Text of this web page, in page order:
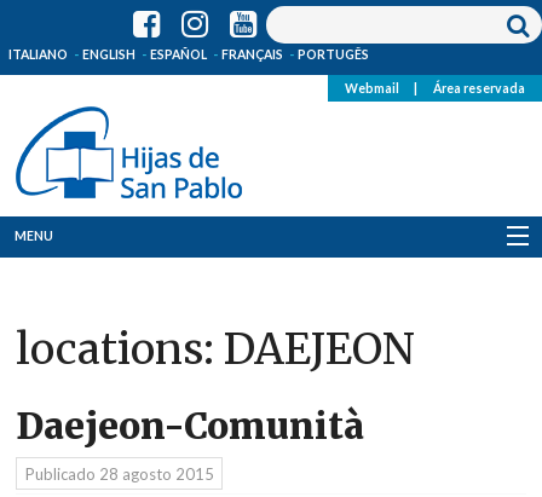
ITALIANO ENGLISH ESPAÑOL FRANÇAIS PORTUGÊS
Webmail Área reservada
MENU
Dónde estamos
Recursos
locations: DAEJEON
Daejeon-Comunità
Publicado 28 agosto 2015